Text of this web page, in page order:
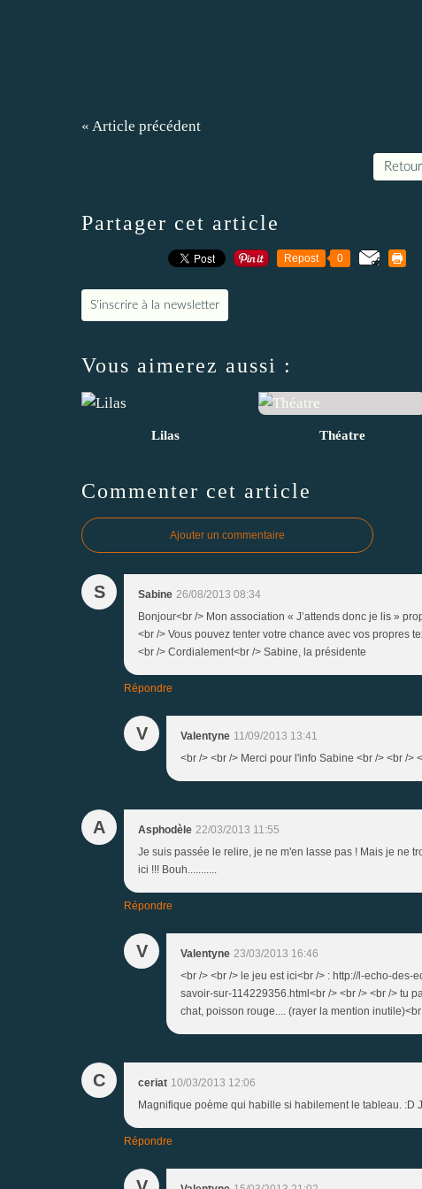
« Article précédent
Partager cet article
Repost 0
S'inscrire à la newsletter
Vous aimerez aussi :
Lilas Théatre
Commenter cet article
Ajouter un commentaire
S Sabine 26/08/2013 08:34
Bonjour<br /> Mon association « J’attends donc je lis »
<br /> Vous pouvez tenter votre chance avec vos propres
<br /> Cordialement<br /> Sabine, la présidente
Répondre
V Valentyne 11/09/2013 13:41
<br /> <br /> Merci pour l'info Sabine <br /> <br />
A Asphodèle 22/03/2013 11:55
Je suis passée le relire, je ne m'en lasse pas ! Mais je ne
ici !!! Bouh...........
Répondre
V Valentyne 23/03/2013 16:46
<br /> <br /> le jeu est ici<br /> : http://l-echo-
savoir-sur-114229356.html<br /> <br /> <br /> tu
chat, poisson rouge.... (rayer la mention
C ceriat 10/03/2013 12:06
Magnifique poème qui habille si habilement le tableau. :D
Répondre